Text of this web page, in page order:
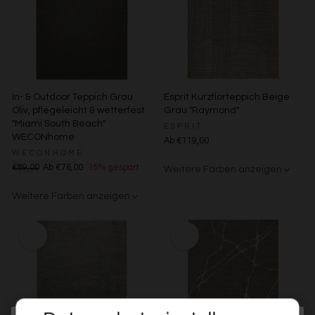
In- & Outdoor Teppich Grau
Oliv, pflegeleicht & wetterfest
"Miami South Beach"
WECONhome
€89,00 Ab €76,00 15% gespart
Esprit Kurzflorteppich Beige
Grau "Raymond"
Ab €119,00